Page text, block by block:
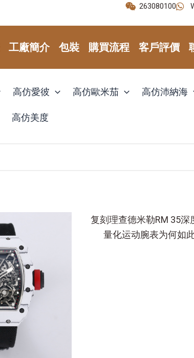
263080100
工廠簡介 包裝 購買流程 客戶評價
高仿愛彼 高仿歐米茄 高仿沛納海
高仿美度
复刻理查德米勒RM 35深
量化运动腕表为何如